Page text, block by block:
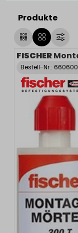
Produkte
FISCHER
Bestell-Nr.: